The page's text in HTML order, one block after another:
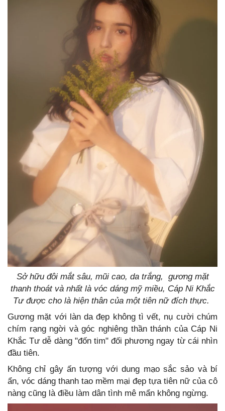
Sở hữu đôi mắt sâu, mũi cao, da trắng, gương mặt
thanh thoát và nhất là vóc dáng mỹ miều, Cáp Ni Khắc
Tư được cho là hiện thân của một tiên nữ đích thực.
Gương mặt với làn da đẹp không tì vết, nụ cười chúm
chím rạng ngời và góc nghiêng thần thánh của Cáp Ni
Khắc Tư dễ dàng "đốn tim" đối phương ngay từ cái nhìn
đầu tiên.
Không chỉ gây ấn tượng với dung mạo sắc sảo và bí
ẩn, vóc dáng thanh tao mềm mại đẹp tựa tiên nữ của cô
nàng cũng là điều làm dân tình mê mẩn không ngừng.